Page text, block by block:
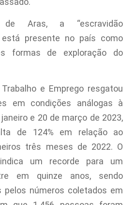
de Aras, a “escravidão
está presente no país como
formas de exploração do
e Emprego resgatou
em condições análogas à
e 20 de março de 2023,
de 124% em relação ao
três meses de 2022. O
um recorde para um
em quinze anos, sendo
pelos números coletados em